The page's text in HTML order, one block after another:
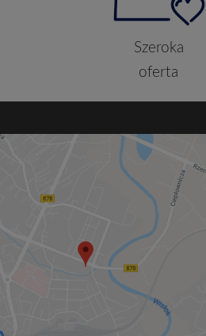
Szeroka
oferta